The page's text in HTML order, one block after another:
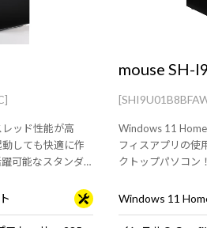
ッド性能が高
しても快適に作
可能なスタンダ
mouse SH-
Windows 11
フィスアプリの使
クトップパソコン
Windows 11